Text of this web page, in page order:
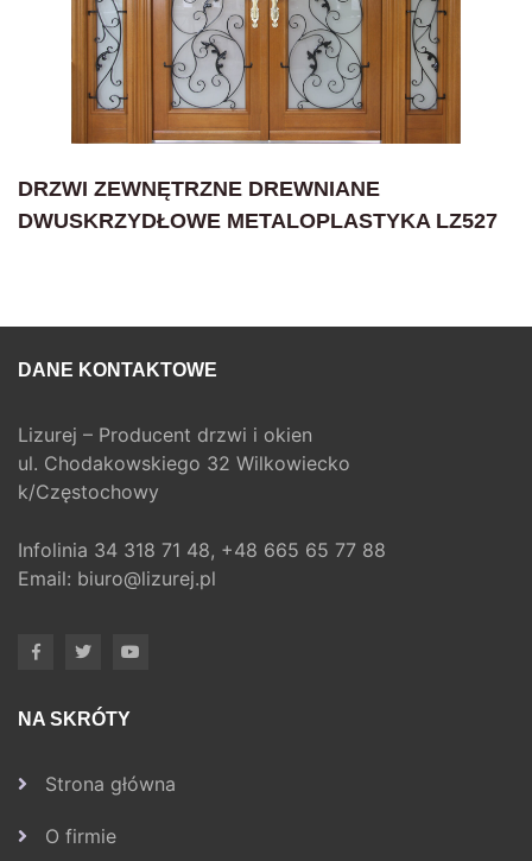
DRZWI ZEWNĘTRZNE DREWNIANE
DWUSKRZYDŁOWE METALOPLASTYKA LZ527
DANE KONTAKTOWE
Lizurej – Producent drzwi i okien
ul. Chodakowskiego 32 Wilkowiecko
k/Częstochowy
Infolinia 34 318 71 48, +48 665 65 77 88
Email: biuro@lizurej.pl
NA SKRÓTY
Strona główna
O firmie